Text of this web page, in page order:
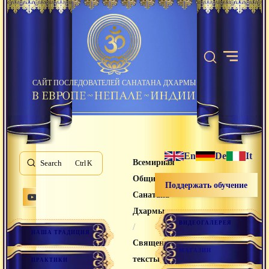
САЙТ ПОСЛЕДОВАТЕЛЕЙ САНАТАНА ДХАРМЫ
Search K
НАША ТРАДИЦИЯ
ПРАКТИКИ
Всемирная
Община
Санатана
Дхармы
/
Священные
тексты
En De It
Поддержать обучение
ВИДЕОГАЛЕРЕЯ
МАГАЗИН